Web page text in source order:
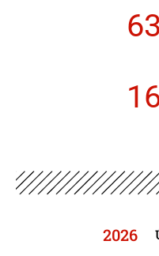
63
2026